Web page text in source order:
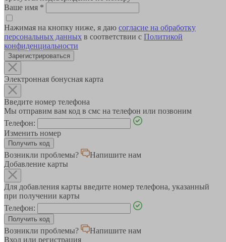
Ваше имя *
Нажимая на кнопку ниже, я даю согласие на обработку
персональных данных в соответствии с Политикой
конфиденциальности
Зарегистрироваться
Электронная бонусная карта
Введите номер телефона
Мы отправим вам код в смс на телефон или позвоним
Телефон:
Изменить номер
Возникли проблемы?
Напишите нам
Добавление карты
Для добавления карты введите номер телефона, указанный
при получении карты
Телефон:
Возникли проблемы?
Напишите нам
Вход или регистрация